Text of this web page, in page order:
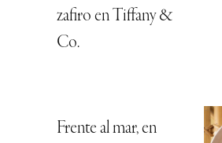
zafiro en Tiffany &
Co.
Frente al mar, en